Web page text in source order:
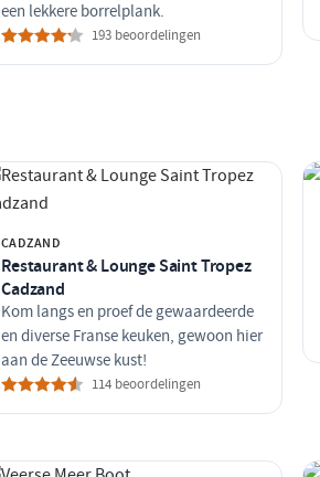
een lekkere borrelplank.
193 beoordelingen
CADZAND
Restaurant & Lounge Saint Tropez
Cadzand
Kom langs en proef de gewaardeerde
en diverse Franse keuken, gewoon hier
aan de Zeeuwse kust!
114 beoordelingen